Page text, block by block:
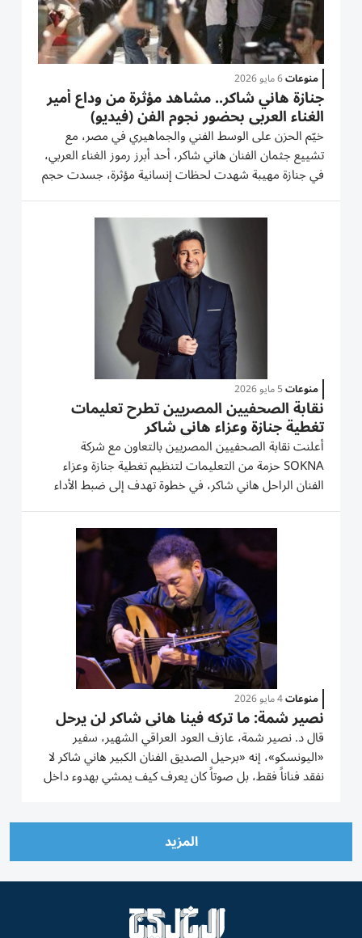
منوعات6 مايو 2026
جنازة هاني شاكر.. مشاهد مؤثرة من وداع أمير
الغناء العربي بحضور نجوم الفن (فيديو)
خيّم الحزن على الوسط الفني والجماهيري في مصر، مع
تشييع جثمان الفنان هاني شاكر، أحد أبرز رموز الغناء العربي،
في جنازة مهيبة شهدت لحظات إنسانية مؤثرة، جسدت حجم
المحبة التي حظي بها الراحل طوال مسيرته الفنية. هاني
شاكر..جنازة مهيبة بحضور نجوم الفن أُقيمت صلاة الجنازة
منوعات5 مايو 2026
نقابة الصحفيين المصريين تطرح تعليمات
تغطية جنازة وعزاء هاني شاكر
أعلنت نقابة الصحفيين المصريين بالتعاون مع شركة
SOKNA حزمة من التعليمات لتنظيم تغطية جنازة وعزاء
الفنان الراحل هاني شاكر، في خطوة تهدف إلى ضبط الأداء
المهني وضمان خروج المشهد بصورة مشرفة وحضارية،
وتقديراً للدور الكبير للإعلام والصحافة في نقل الصورة وتوثيق
تاريخ الفن. وأوضحت...
منوعات4 مايو 2026
نصير شمة: ما تركه فينا هاني شاكر لن يرحل
قال د. نصير شمة، عازف العود العراقي الشهير، سفير
«اليونسكو»، إنه «برحيل الصديق الفنان الكبير هاني شاكر لا
نفقد فناناً فقط، بل صوتاً كان يعرف كيف يمشي بهدوء داخل
المزيد